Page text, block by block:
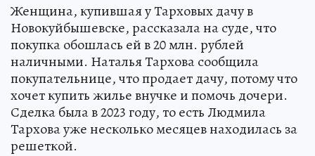
Женщина, купившая у Тарховых дачу в
Новокуйбышевске, рассказала на суде, что
покупка обошлась ей в 20 млн. рублей
наличными. Наталья Тархова сообщила
покупательнице, что продает дачу, потому что
хочет купить жилье внучке и помочь дочери.
Сделка была в 2023 году, то есть Людмила
Тархова уже несколько месяцев находилась за
решеткой.